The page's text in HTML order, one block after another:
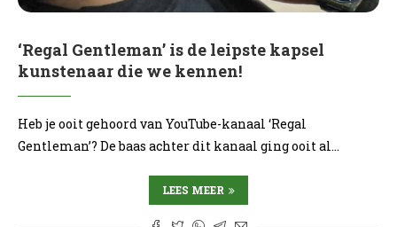
‘Regal Gentleman’ is de leipste kapsel
kunstenaar die we kennen!
Heb je ooit gehoord van YouTube-kanaal ‘Regal
Gentleman’? De baas achter dit kanaal ging ooit al…
LEES MEER